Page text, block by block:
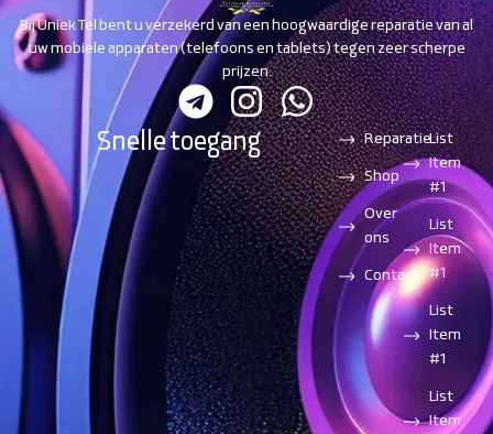
Bij Uniek Tel bent u verzekerd van een hoogwaardige reparatie van al
uw mobiele apparaten (telefoons en tablets) tegen zeer scherpe
prijzen.
Snelle toegang
Reparatie
Shop
Over
ons
Contact
List
Item
#1
List
Item
#1
List
Item
#1
List
Item